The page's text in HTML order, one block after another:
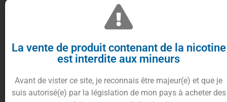
Clearomiseur Zlide Top –
Cartouche Klypse – Innokin
La vente de produit contenant de la nicotine
est interdite aux mineurs
Avant de vister ce site, je reconnais être majeur(e) et que je
suis autorisé(e) par la législation de mon pays à acheter des